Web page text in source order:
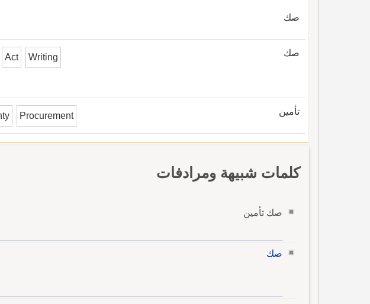
صك
صك Act Writing
تأمين Procurement
كلمات شبيهة ومرادفات
صك تأمين
صك